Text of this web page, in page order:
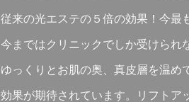
従来の光エステの５倍の効果！今最
今まではクリニックでしか受けら
ゆっくりとお肌の奥、真皮層を温め
効果が期待されています。リフトア